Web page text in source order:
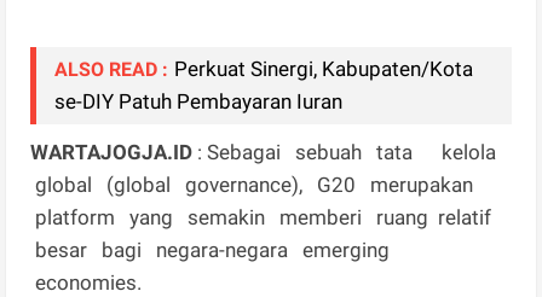
ALSO READ : Perkuat Sinergi, Kabupaten/Kota
se-DIY Patuh Pembayaran Iuran
WARTAJOGJA.ID : Sebagai sebuah tata kelola
global (global governance), G20 merupakan
platform yang semakin memberi ruang relatif
besar bagi negara-negara emerging
economies.